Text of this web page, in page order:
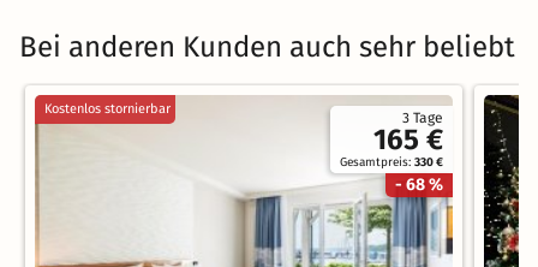
Bei anderen Kunden auch sehr beliebt
3 Tage
165 €
Gesamtpreis:330 €
- 68 %
Kostenlos stornierbar